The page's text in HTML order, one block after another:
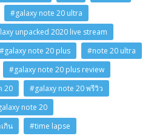
#galaxy note 20 ultra
unpacked 2020 live stream
#galaxy note 20 plus
#note 20 ultra
#galaxy note 20 plus review
20
#galaxy note 20 พรีวิว
note 20
กิน
#time lapse